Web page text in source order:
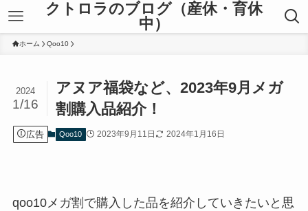
クトロラのブログ（産休・育休
中）
ホーム Qoo10
アヌア福袋など、2023年9月メガ
割購入品紹介！
2024
1/16
広告 Qoo10 2023年9月11日 2024年1月16日
qoo10メガ割で購入した品を紹介していきたいと思